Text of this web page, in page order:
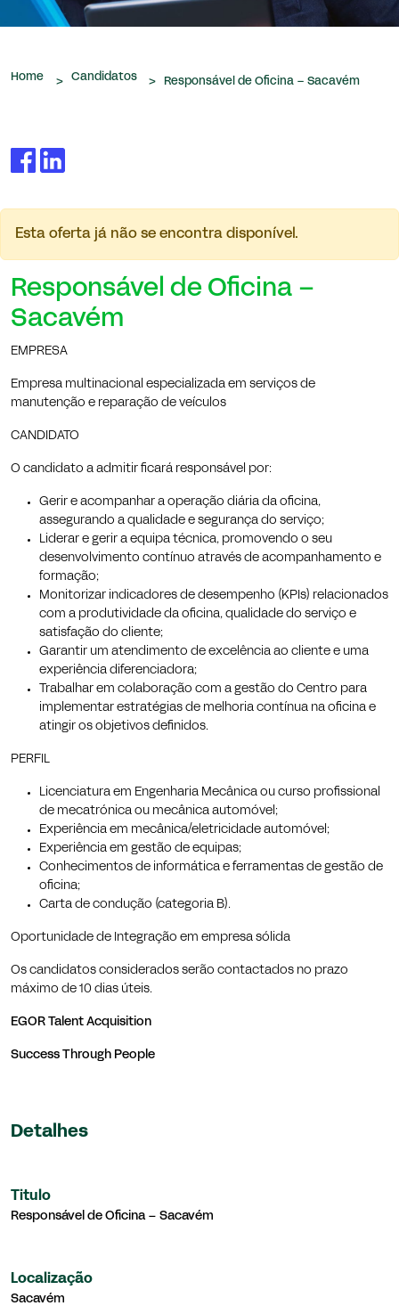
que nos são confiados.
Home > Candidatos > Responsável de Oficina – Sacavém
Esta oferta já não se encontra disponível.
Responsável de Oficina –
Sacavém
EMPRESA
Empresa multinacional especializada em serviços de
manutenção e reparação de veículos
CANDIDATO
O candidato a admitir ficará responsável por:
Gerir e acompanhar a operação diária da oficina,
assegurando a qualidade e segurança do serviço;
Liderar e gerir a equipa técnica, promovendo o seu
desenvolvimento contínuo através de acompanhamento e
formação;
Monitorizar indicadores de desempenho (KPIs) relacionados
com a produtividade da oficina, qualidade do serviço e
satisfação do cliente;
Garantir um atendimento de excelência ao cliente e uma
experiência diferenciadora;
Trabalhar em colaboração com a gestão do Centro para
implementar estratégias de melhoria contínua na oficina e
atingir os objetivos definidos.
PERFIL
Licenciatura em Engenharia Mecânica ou curso profissional
de mecatrónica ou mecânica automóvel;
Experiência em mecânica/eletricidade automóvel;
Experiência em gestão de equipas;
Conhecimentos de informática e ferramentas de gestão de
oficina;
Carta de condução (categoria B).
Oportunidade de Integração em empresa sólida
Os candidatos considerados serão contactados no prazo
máximo de 10 dias úteis.
EGOR Talent Acquisition
Success Through People
Detalhes
Titulo
Responsável de Oficina – Sacavém
Localização
Sacavém